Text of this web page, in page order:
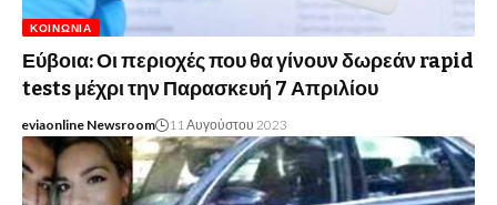
ΚΟΙΝΩΝΊΑ
Εύβοια: Οι περιοχές που θα γίνουν δωρεάν rapid
tests μέχρι την Παρασκευή 7 Απριλίου
eviaonline Newsroom 11 Αυγούστου 2023